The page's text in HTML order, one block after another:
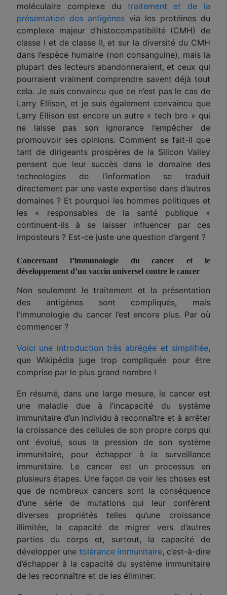
moléculaire complexe du traitement et de la
présentation des antigènes via les protéines du
complexe majeur d’histocompatibilité (CMH) de
classe I et de classe II, et sur la diversité du CMH
dans l’espèce humaine (non consanguine), mais la
plupart des lecteurs abandonneraient, et ceux qui
pourraient vraiment comprendre savent déjà tout
cela. Je suis convaincu que ce n’est pas le cas de
Larry Ellison, et je suis également convaincu que
Larry Ellison est encore un autre « tech bro » qui
ne laisse pas son ignorance l’empêcher de
promouvoir ses opinions. Comment se fait-il que
tant de dirigeants prospères de la Silicon Valley
pensent que leur succès dans le domaine des
technologies de l’information se traduit
directement par une vaste expertise dans d’autres
domaines ? Et pourquoi les hommes politiques et
les « responsables de la santé publique »
continuent-ils à se laisser influencer par ces
imposteurs ? Est-ce juste une question d’argent ?
Concernant l’immunologie du cancer et le
développement d’un vaccin universel contre le cancer
Non seulement le traitement et la présentation
des antigènes sont compliqués, mais
l’immunologie du cancer l’est encore plus. Par où
commencer ?
Voici une introduction très abrégée et simplifiée,
que Wikipédia juge trop compliquée pour être
comprise par le plus grand nombre !
En résumé, dans une large mesure, le cancer est
une maladie due à l’incapacité du système
immunitaire d’un individu à reconnaître et à arrêter
la croissance des cellules de son propre corps qui
ont évolué, sous la pression de son système
immunitaire, pour échapper à la surveillance
immunitaire. Le cancer est un processus en
plusieurs étapes. Une façon de voir les choses est
que de nombreux cancers sont la conséquence
d’une série de mutations qui leur confèrent
diverses propriétés telles qu’une croissance
illimitée, la capacité de migrer vers d’autres
parties du corps et, surtout, la capacité de
développer une tolérance immunitaire, c’est-à-dire
d’échapper à la capacité du système immunitaire
de les reconnaître et de les éliminer.